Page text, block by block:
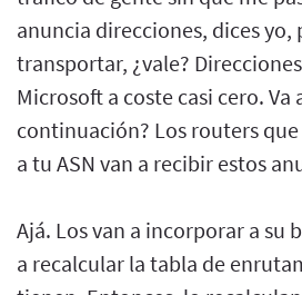
anuncia direcciones, dices yo,
transportar, ¿vale?
Microsoft a coste casi cero. Va
continuación? Los routers
a tu ASN van a recibir estos
Ajá. Los van a incorporar a su
a recalcular la tabla de